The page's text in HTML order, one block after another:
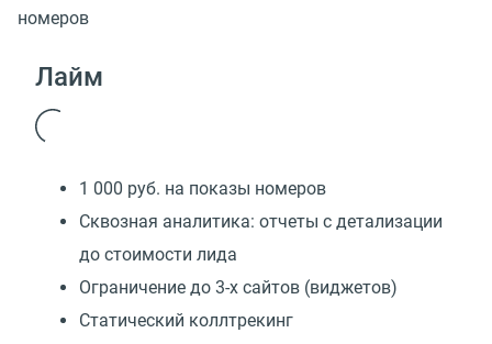
номеров
Лайм
1 000 руб. на показы номеров
Сквозная аналитика: отчеты с детализации
до стоимости лида
Ограничение до 3-х сайтов (виджетов)
Статический коллтрекинг